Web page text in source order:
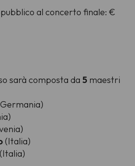
al concerto finale: €
sarà composta da 5 maestri
(Italia)
(Italia)